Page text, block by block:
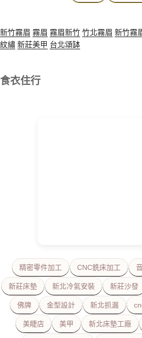
新竹霧眉 霧眉 霧眉新竹竹北霧眉 新竹霧
紋繡新莊美甲 台北頌缽
食衣住行
精密零件加工 CNC銑床加工
新莊床墊 新北冷氣安裝 新莊沙發
佛牌 金型設計 新北抓漏
美睫店 美甲 新北床墊工廠